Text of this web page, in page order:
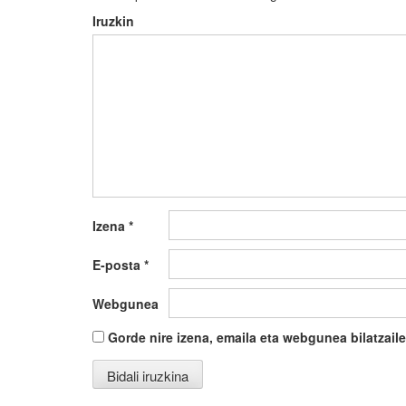
Iruzkin
Izena *
E-posta *
Webgunea
Gorde nire izena, emaila eta webgunea